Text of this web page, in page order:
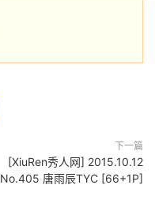
下一篇
[XiuRen秀人网] 2015.10.12
No.405 唐雨辰TYC [66+1P]